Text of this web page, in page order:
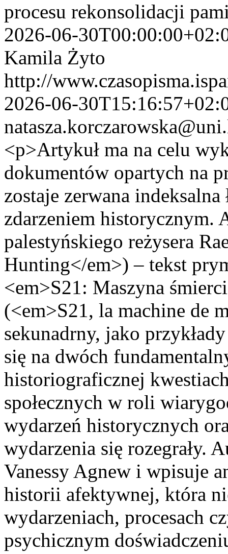
procesu rekonsolidacji
2026-06-
Kamila Żyto
http://
2026-06-
<p>Artykuł ma na celu
dokumentów opartych na
zostaje zerwana
zdarzeniem historycznym.
palestyńskiego reżysera
Hunting</em>) – tekst
<em>S21: Maszyna
(<em>S21, la machine de
sekunadrny, jako
się na dwóch
historiograficznej
społecznych w roli
wydarzeń historycznych
wydarzenia się rozegrały.
Vanessy Agnew i wpisuje
historii afektywnej, która
wydarzeniach, procesach
psychicznym